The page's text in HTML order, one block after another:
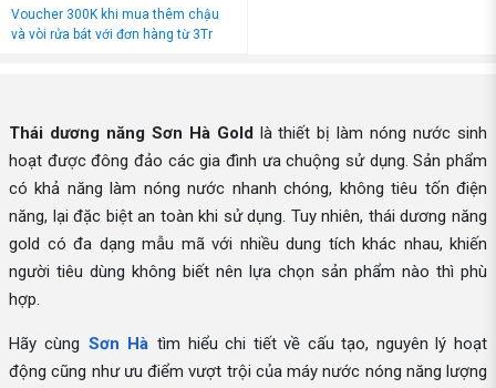
Voucher 300K khi mua thêm chậu
và vòi rửa bát với đơn hàng từ 3Tr
Thái dương năng Sơn Hà Goldlà thiết bị làm nóng nước sinh
hoạt được đông đảo các gia đình ưa chuộng sử dụng. Sản phẩm
có khả năng làm nóng nước nhanh chóng, không tiêu tốn điện
năng, lại đặc biệt an toàn khi sử dụng. Tuy nhiên, thái dương năng
gold có đa dạng mẫu mã với nhiều dung tích khác nhau, khiến
người tiêu dùng không biết nên lựa chọn sản phẩm nào thì phù
hợp.
Hãy cùng Sơn Hà tìm hiểu chi tiết về cấu tạo, nguyên lý hoạt
động cũng như ưu điểm vượt trội của máy nước nóng năng lượng